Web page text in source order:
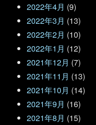
2022年4月 (9)
2022年3月 (13)
2022年2月 (10)
2022年1月 (12)
2021年12月 (7)
2021年11月 (13)
2021年10月 (14)
2021年9月 (16)
2021年8月 (15)